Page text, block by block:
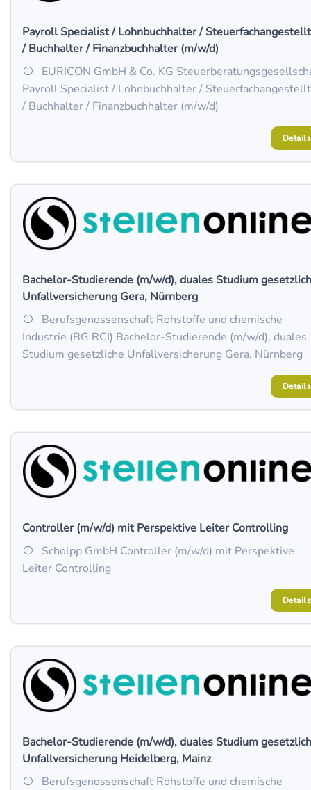
Payroll Specialist / Lohnbuchhalter /
/ Buchhalter / Finanzbuchhalter (m/w/d)
EURICON GmbH & Co. KG
Payroll Specialist / Lohnbuchhalter /
/ Buchhalter / Finanzbuchhalter (m/w/d)
Details
Bachelor-Studierende (m/w/d), duales Studium
Unfallversicherung Gera, Nürnberg
Berufsgenossenschaft Rohstoffe und chemische
Industrie (BG RCI) Bachelor-Studierende (m/w/d), duales
Studium gesetzliche Unfallversicherung Gera, Nürnberg
Details
Controller (m/w/d) mit Perspektive Leiter Controlling
Scholpp GmbH Controller (m/w/d) mit Perspektive
Leiter Controlling
Details
Bachelor-Studierende (m/w/d), duales Studium
Unfallversicherung Heidelberg, Mainz
Berufsgenossenschaft Rohstoffe und chemische